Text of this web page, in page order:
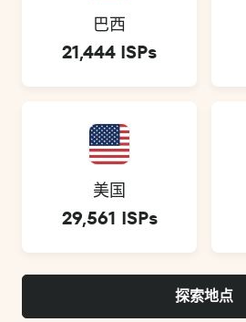
巴西
21,444 ISPs
美国
29,561 ISPs
探索地点